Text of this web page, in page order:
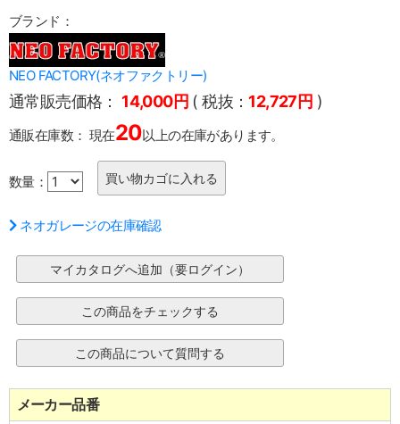
ブランド：
NEO FACTORY(ネオファクトリー)
通常販売価格： 14,000円 ( 税抜： 12,727円 )
通販在庫数： 現在20以上の在庫があります。
数量：
ネオガレージの在庫確認
メーカー品番